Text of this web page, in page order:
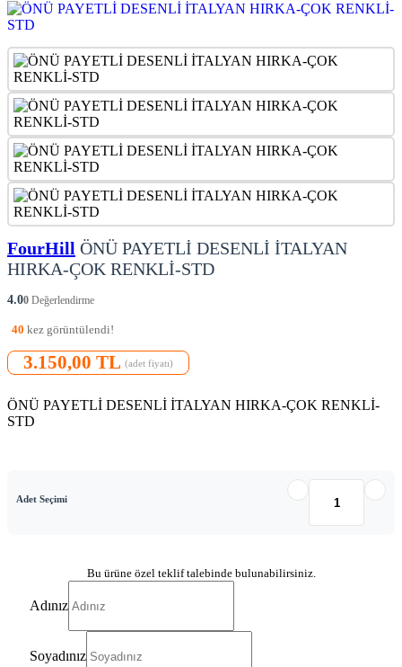
FourHill ÖNÜ PAYETLİ DESENLİ İTALYAN
HIRKA-ÇOK RENKLİ-STD
4.00 Değerlendirme
40 kez görüntülendi!
3.150,00 TL (adet fiyatı)
ÖNÜ PAYETLİ DESENLİ İTALYAN HIRKA-ÇOK RENKLİ-
STD
Adet Seçimi
Bu ürüne özel teklif talebinde bulunabilirsiniz.
Adınız
Soyadınız